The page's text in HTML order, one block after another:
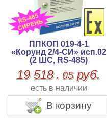
ППКОП 019-4-1
«Корунд 2/4-СИ» исп.02
(2 ШС, RS-485)
19 518 . 05руб.
есть в наличии
В корзину